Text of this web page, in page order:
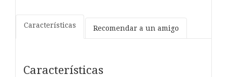
Características Recomendar a un amigo
Características